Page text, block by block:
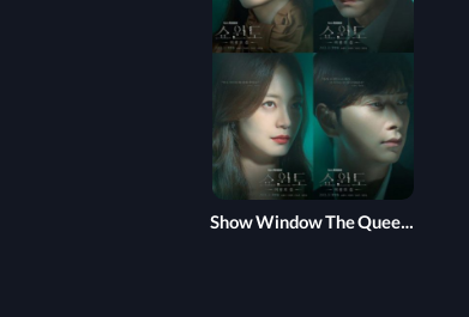
Show Window The Queens House